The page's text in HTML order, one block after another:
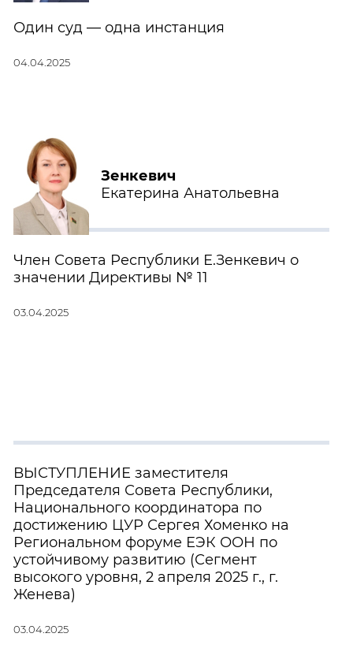
Один суд — одна инстанция
04.04.2025
Зенкевич
Екатерина Анатольевна
Член Совета Республики Е.Зенкевич о
значении Директивы № 11
03.04.2025
ВЫСТУПЛЕНИЕ заместителя
Председателя Совета Республики,
Национального координатора по
достижению ЦУР Сергея Хоменко на
Региональном форуме ЕЭК ООН по
устойчивому развитию (Сегмент
высокого уровня, 2 апреля 2025 г., г.
Женева)
03.04.2025